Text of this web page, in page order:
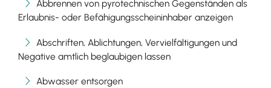
Abbrennen von pyrotechnischen Gegenständen als
Erlaubnis- oder Befähigungsscheininhaber anzeigen
Abschriften, Ablichtungen, Vervielfältigungen und
Negative amtlich beglaubigen lassen
Abwasser entsorgen